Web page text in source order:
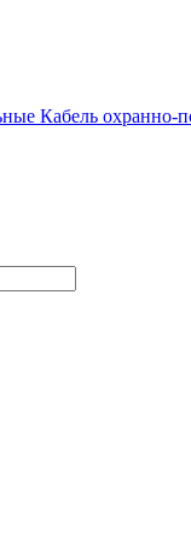
Кабель охранно-